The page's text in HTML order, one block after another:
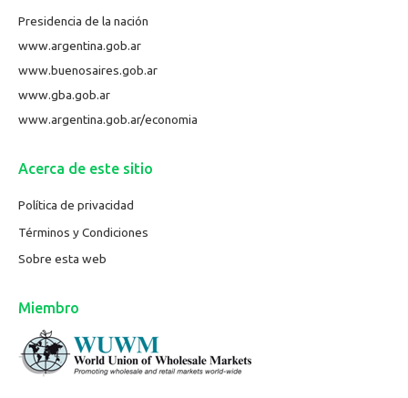
Presidencia de la nación
www.argentina.gob.ar
www.buenosaires.gob.ar
www.gba.gob.ar
www.argentina.gob.ar/economia
Acerca de este sitio
Política de privacidad
Términos y Condiciones
Sobre esta web
Miembro